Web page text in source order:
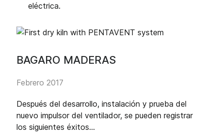
eléctrica.
BAGARO MADERAS
Febrero 2017
Después del desarrollo, instalación y prueba del
nuevo impulsor del ventilador, se pueden registrar
los siguientes éxitos...